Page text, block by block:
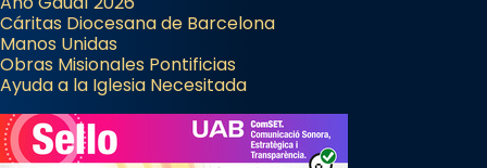
Cáritas Diocesana de Barcelona
Manos Unidas
Obras Misionales Pontificias
Ayuda a la Iglesia Necesitada